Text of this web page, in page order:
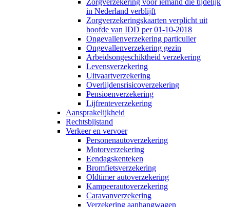
Zorgverzekering voor iemand die tijdelijk
in Nederland verblijft
Zorgverzekeringskaarten verplicht uit
hoofde van IDD per 01-10-2018
Ongevallenverzekering particulier
Ongevallenverzekering gezin
Arbeidsongeschiktheid verzekering
Levensverzekering
Uitvaartverzekering
Overlijdensrisicoverzekering
Pensioenverzekering
Lijfrenteverzekering
Aansprakelijkheid
Rechtsbijstand
Verkeer en vervoer
Personenautoverzekering
Motorverzekering
Eendagskenteken
Bromfietsverzekering
Oldtimer autoverzekering
Kampeerautoverzekering
Caravanverzekering
Verzekering aanhangwagen